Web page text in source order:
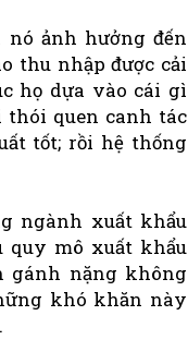
ảnh hưởng đến
thu nhập được cải
họ dựa vào cái gì
thói quen canh tác
tốt; rồi hệ thống
ngành xuất khẩu
quy mô xuất khẩu
gánh nặng không
khó khăn này